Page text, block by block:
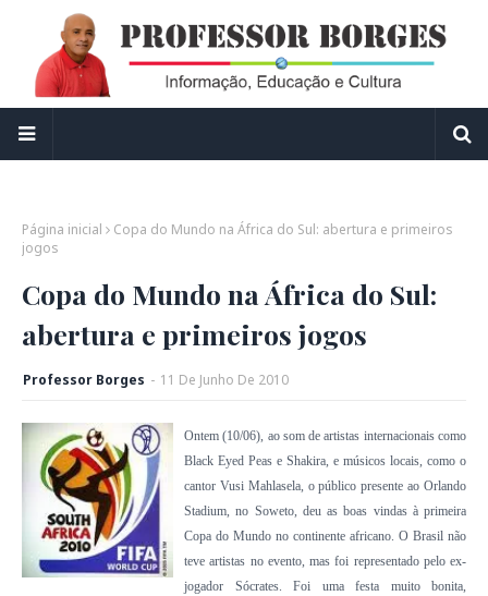
Página inicial
Copa do Mundo na África do Sul: abertura e primeiros
jogos
Copa do Mundo na África do Sul:
abertura e primeiros jogos
Professor Borges - 11 De Junho De 2010
Ontem (10/06), ao som de artistas internacionais como
Black Eyed Peas e Shakira, e músicos locais, como o
cantor Vusi Mahlasela, o público presente ao Orlando
Stadium, no Soweto, deu as boas vindas à primeira
Copa do Mundo no continente africano. O Brasil não
teve artistas no evento, mas foi representado pelo ex-
jogador Sócrates. Foi uma festa muito bonita,